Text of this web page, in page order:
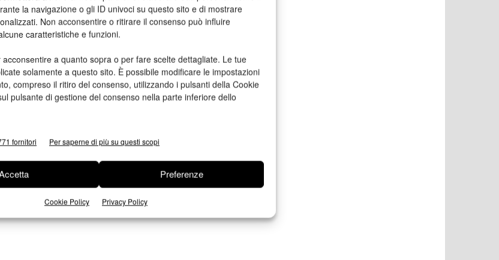
la navigazione o gli ID univoci su questo sito e di mostrare
Non acconsentire o ritirare il consenso può influire
caratteristiche e funzioni.
a quanto sopra o per fare scelte dettagliate. Le tue
solamente a questo sito. È possibile modificare le impostazioni
compreso il ritiro del consenso, utilizzando i pulsanti della Cookie
pulsante di gestione del consenso nella parte inferiore dello
fornitori Per saperne di più su questi scopi
Preferenze
Cookie Policy Privacy Policy
la produzione continua di etichette finite,
di SKU e tempi di consegna ridotti, è mettendo
prestampa all’etichetta stampata e convertita,
ma non vincolante; in realtà ogni linea è
l’occhio attento alla sostenibilità. Una
PET riciclato, stampando etichette